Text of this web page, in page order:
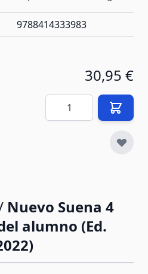
9788414333983
30,95 €
Quantità
Nuevo Suena 4
alumno (Ed.